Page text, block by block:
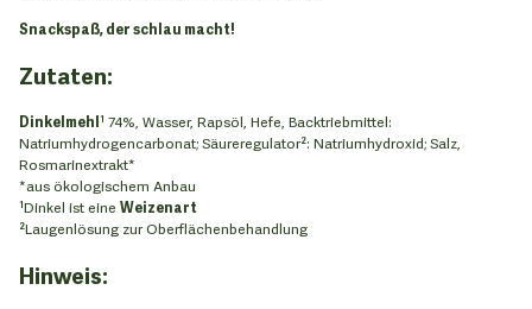
Snackspaß, der schlau macht!
Zutaten:
Dinkelmehl¹ 74%, Wasser, Rapsöl, Hefe, Backtriebmittel:
Natriumhydrogencarbonat; Säureregulator²: Natriumhydroxid; Salz,
Rosmarinextrakt*
*aus ökologischem Anbau
¹Dinkel ist eine Weizenart
²Laugenlösung zur Oberflächenbehandlung
Hinweis: